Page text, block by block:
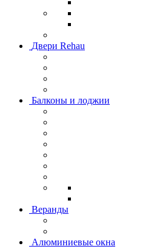
Двери Rehau
Балконы и лоджии
Веранды
Алюминиевые окна